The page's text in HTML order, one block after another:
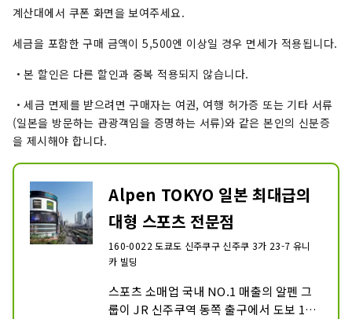
계산대에서 쿠폰 화면을 보여주세요.
세금을 포함한 구매 금액이 5,500엔 이상일 경우 면세가 적용됩니다.
・본 할인은 다른 할인과 중복 적용되지 않습니다.
・세금 면제를 받으려면 구매자는 여권, 여행 허가증 또는 기타 서류
(일본을 방문하는 관광객임을 증명하는 서류)와 같은 본인의 신분증
을 제시해야 합니다.
Alpen TOKYO 일본 최대급의
대형 스포츠 전문점
160-0022 도쿄도 신주쿠구 신주쿠 3가 23-7 유니
카 빌딩
스포츠 소매업 국내 NO.1 매출의 알펜 그
룹이 JR 신주쿠역 동쪽 출구에서 도보 1분